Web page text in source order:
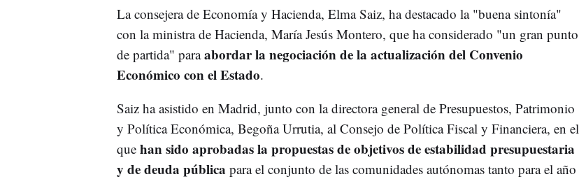
La consejera de Economía y Hacienda, Elma Saiz, ha destacado la "buena sintonía"
con la ministra de Hacienda, María Jesús Montero, que ha considerado "un gran punto
de partida" paraabordar la negociación de la actualización del Convenio
Económico con el Estado.
Saiz ha asistido en Madrid, junto con la directora general de Presupuestos, Patrimonio
y Política Económica, Begoña Urrutia, al Consejo de Política Fiscal y Financiera, en el
que han sido aprobadas la propuestas de objetivos de estabilidad presupuestaria
y de deuda pública para el conjunto de las comunidades autónomas tanto para el año